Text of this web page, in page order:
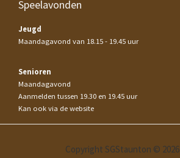
Speelavonden
Jeugd
Maandagavond van 18.15 - 19.45 uur
Senioren
Maandagavond
Aanmelden tussen 19.30 en 19.45 uur
Kan ook via de website
Copyright SGStaunton © 2026